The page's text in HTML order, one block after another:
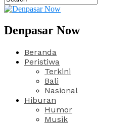
Denpasar Now
Beranda
Peristiwa
Terkini
Bali
Nasional
Hiburan
Humor
Musik